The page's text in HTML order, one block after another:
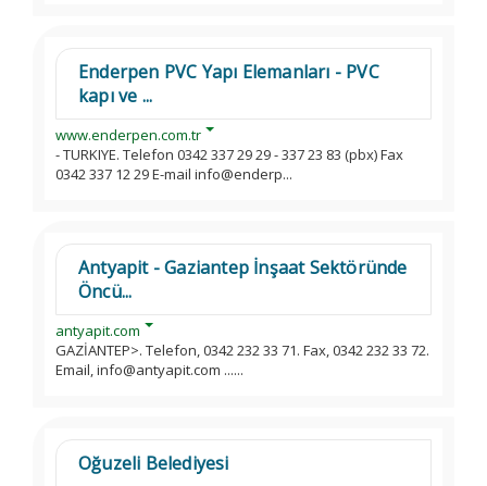
Enderpen PVC Yapı Elemanları - PVC
kapı ve ...
www.enderpen.com.tr
- TURKIYE. Telefon 0342 337 29 29 - 337 23 83 (pbx) Fax
0342 337 12 29 E-mail info@enderp...
Antyapit - Gaziantep İnşaat Sektöründe
Öncü...
antyapit.com
GAZİANTEP>. Telefon, 0342 232 33 71. Fax, 0342 232 33 72.
Email, info@antyapit.com ......
Oğuzeli Belediyesi